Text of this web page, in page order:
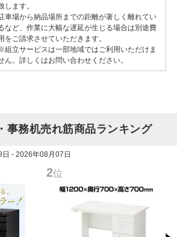
します。
車場から納品場所までの距離が著しく離れてい
など、作業に大幅な遅延が生じる場合は別途費
をご請求させていただきます。
組立サービスは一部地域ではご利用いただけま
ん。詳しくはお問い合わせください。
事務机売れ筋商品ランキング
- 2026年08月07日
2位